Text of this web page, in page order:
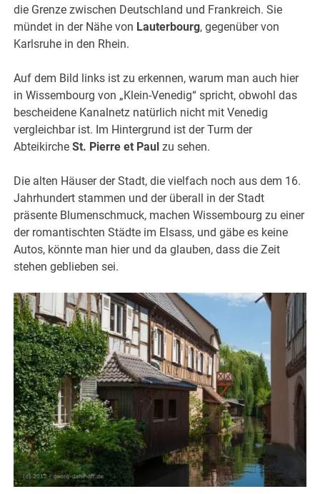
die Grenze zwischen Deutschland und Frankreich. Sie
mündet in der Nähe von Lauterbourg, gegenüber von
Karlsruhe in den Rhein.
Auf dem Bild links ist zu erkennen, warum man auch hier
in Wissembourg von „Klein-Venedig“ spricht, obwohl das
bescheidene Kanalnetz natürlich nicht mit Venedig
vergleichbar ist. Im Hintergrund ist der Turm der
AbteikircheSt. Pierre et Paulzu sehen.
Die alten Häuser der Stadt, die vielfach noch aus dem 16.
Jahrhundert stammen und der überall in der Stadt
präsente Blumenschmuck, machen Wissembourg zu einer
der romantischten Städte im Elsass, und gäbe es keine
Autos, könnte man hier und da glauben, dass die Zeit
stehen geblieben sei.